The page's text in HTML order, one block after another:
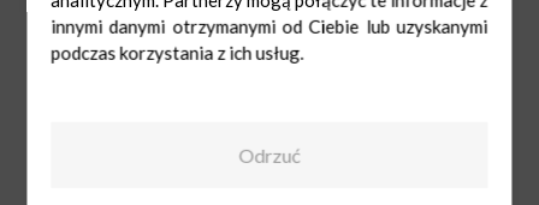
innymi danymi otrzymanymi od Ciebie lub uzyskanymi
podczas korzystania z ich usług.
Odrzuć